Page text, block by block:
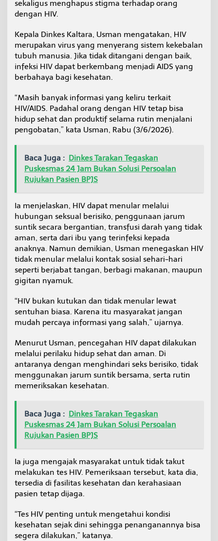
A
S
,
P
e
n
d
t
a
B
a
H
u
p
S
e
h
a
t
a
n
o
u
k
i
f
sekaligus menghapus stigma terhadap orang
dengan HIV.
Kepala Dinkes Kaltara, Usman mengatakan, HIV
merupakan virus yang menyerang sistem kekebalan
tubuh manusia. Jika tidak ditangani dengan baik,
infeksi HIV dapat berkembang menjadi AIDS yang
berbahaya bagi kesehatan.
“Masih banyak informasi yang keliru terkait
HIV/AIDS. Padahal orang dengan HIV tetap bisa
hidup sehat dan produktif selama rutin menjalani
pengobatan,” kata Usman, Rabu (3/6/2026).
Baca Juga : Dinkes Tarakan Tegaskan
Puskesmas 24 Jam Bukan Solusi Persoalan
Rujukan Pasien BPJS
Ia menjelaskan, HIV dapat menular melalui
hubungan seksual berisiko, penggunaan jarum
suntik secara bergantian, transfusi darah yang tidak
aman, serta dari ibu yang terinfeksi kepada
anaknya. Namun demikian, Usman menegaskan HIV
tidak menular melalui kontak sosial sehari-hari
seperti berjabat tangan, berbagi makanan, maupun
gigitan nyamuk.
“HIV bukan kutukan dan tidak menular lewat
sentuhan biasa. Karena itu masyarakat jangan
mudah percaya informasi yang salah,” ujarnya.
Menurut Usman, pencegahan HIV dapat dilakukan
melalui perilaku hidup sehat dan aman. Di
antaranya dengan menghindari seks berisiko, tidak
menggunakan jarum suntik bersama, serta rutin
memeriksakan kesehatan.
Baca Juga : Dinkes Tarakan Tegaskan
Puskesmas 24 Jam Bukan Solusi Persoalan
Rujukan Pasien BPJS
Ia juga mengajak masyarakat untuk tidak takut
melakukan tes HIV. Pemeriksaan tersebut, kata dia,
tersedia di fasilitas kesehatan dan kerahasiaan
pasien tetap dijaga.
“Tes HIV penting untuk mengetahui kondisi
kesehatan sejak dini sehingga penanganannya bisa
segera dilakukan,” katanya.